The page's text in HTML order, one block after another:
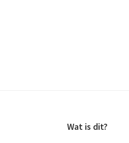
Wat is dit?